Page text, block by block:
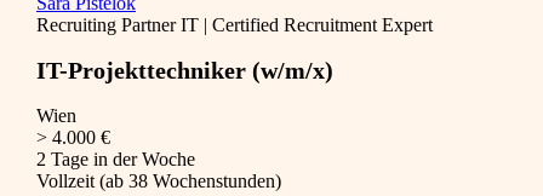
Recruiting Partner IT | Certified Recruitment Expert
IT-Projekttechniker (w/m/x)
Wien
> 4.000 €
2 Tage in der Woche
Vollzeit (ab 38 Wochenstunden)